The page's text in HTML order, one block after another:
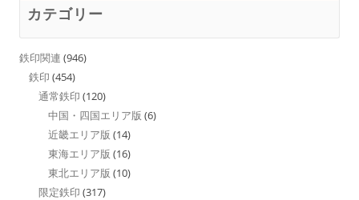
カテゴリー
鉄印関連 (946)
鉄印 (454)
通常鉄印 (120)
中国・四国エリア版 (6)
近畿エリア版 (14)
東海エリア版 (16)
東北エリア版 (10)
限定鉄印 (317)